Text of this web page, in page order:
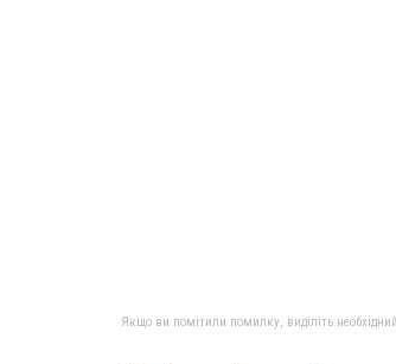
Якщо ви помітили помилку, виділіть